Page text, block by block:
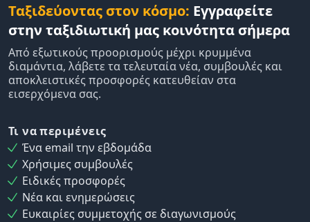
Ταξιδεύοντας στον κόσμο: Εγγραφείτε
στην ταξιδιωτική μας κοινότητα σήμερα
Από εξωτικούς προορισμούς μέχρι κρυμμένα
διαμάντια, λάβετε τα τελευταία νέα, συμβουλές και
αποκλειστικές προσφορές κατευθείαν στα
εισερχόμενα σας.
Τι να περιμένεις
Ένα email την εβδομάδα
Χρήσιμες συμβουλές
Ειδικές προσφορές
Νέα και ενημερώσεις
Ευκαιρίες συμμετοχής σε διαγωνισμούς